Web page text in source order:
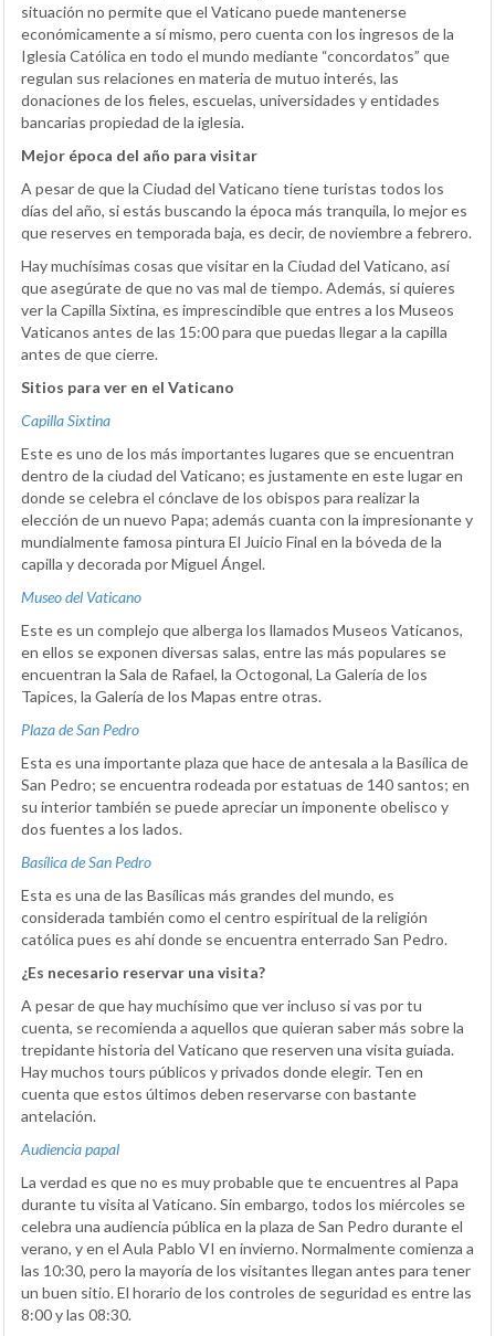
situación no permite que el Vaticano puede mantenerse
económicamente a sí mismo, pero cuenta con los ingresos de la
Iglesia Católica en todo el mundo mediante “concordatos” que
regulan sus relaciones en materia de mutuo interés, las
donaciones de los fieles, escuelas, universidades y entidades
bancarias propiedad de la iglesia.
Mejor época del año para visitar
A pesar de que la Ciudad del Vaticano tiene turistas todos los
días del año, si estás buscando la época más tranquila, lo mejor es
que reserves en temporada baja, es decir, de noviembre a febrero.
Hay muchísimas cosas que visitar en la Ciudad del Vaticano, así
que asegúrate de que no vas mal de tiempo. Además, si quieres
ver la Capilla Sixtina, es imprescindible que entres a los Museos
Vaticanos antes de las 15:00 para que puedas llegar a la capilla
antes de que cierre.
Sitios para ver en el Vaticano
Capilla Sixtina
Este es uno de los más importantes lugares que se encuentran
dentro de la ciudad del Vaticano; es justamente en este lugar en
donde se celebra el cónclave de los obispos para realizar la
elección de un nuevo Papa; además cuanta con la impresionante y
mundialmente famosa pintura El Juicio Final en la bóveda de la
capilla y decorada por Miguel Ángel.
Museo del Vaticano
Este es un complejo que alberga los llamados Museos Vaticanos,
en ellos se exponen diversas salas, entre las más populares se
encuentran la Sala de Rafael, la Octogonal, La Galería de los
Tapices, la Galería de los Mapas entre otras.
Plaza de San Pedro
Esta es una importante plaza que hace de antesala a la Basílica de
San Pedro; se encuentra rodeada por estatuas de 140 santos; en
su interior también se puede apreciar un imponente obelisco y
dos fuentes a los lados.
Basílica de San Pedro
Esta es una de las Basílicas más grandes del mundo, es
considerada también como el centro espiritual de la religión
católica pues es ahí donde se encuentra enterrado San Pedro.
¿Es necesario reservar una visita?
A pesar de que hay muchísimo que ver incluso si vas por tu
cuenta, se recomienda a aquellos que quieran saber más sobre la
trepidante historia del Vaticano que reserven una visita guiada.
Hay muchos tours públicos y privados donde elegir. Ten en
cuenta que estos últimos deben reservarse con bastante
antelación.
Audiencia papal
La verdad es que no es muy probable que te encuentres al Papa
durante tu visita al Vaticano. Sin embargo, todos los miércoles se
celebra una audiencia pública en la plaza de San Pedro durante el
verano, y en el Aula Pablo VI en invierno. Normalmente comienza a
las 10:30, pero la mayoría de los visitantes llegan antes para tener
un buen sitio. El horario de los controles de seguridad es entre las
8:00 y las 08:30.